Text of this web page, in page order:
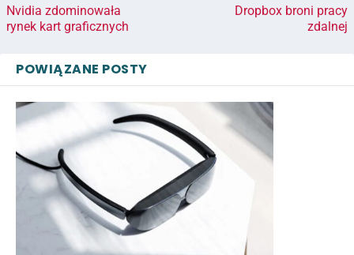
Nvidia zdominowała
rynek kart graficznych
Dropbox broni pracy
zdalnej
POWIĄZANE POSTY